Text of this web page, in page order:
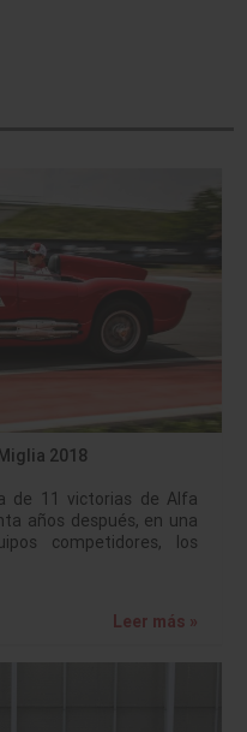
2018
de 11 victorias de Alfa
años después, en una
competidores, los
Leer más »